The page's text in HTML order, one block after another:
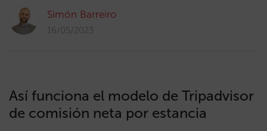
Simón Barreiro
16/05/2023
Así funciona el modelo de Tripadvisor
de comisión neta por estancia